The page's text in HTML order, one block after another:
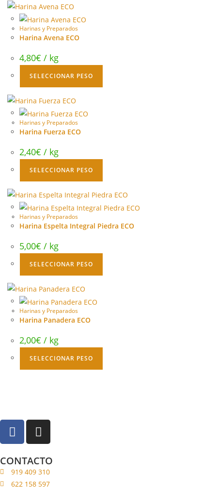
Harinas y Preparados
Harina Avena ECO
4,80€ / kg
SELECCIONAR PESO
Harinas y Preparados
Harina Fuerza ECO
2,40€ / kg
SELECCIONAR PESO
Harinas y Preparados
Harina Espelta Integral Piedra ECO
5,00€ / kg
SELECCIONAR PESO
Harinas y Preparados
Harina Panadera ECO
2,00€ / kg
SELECCIONAR PESO
CONTACTO
919 409 310
622 158 597